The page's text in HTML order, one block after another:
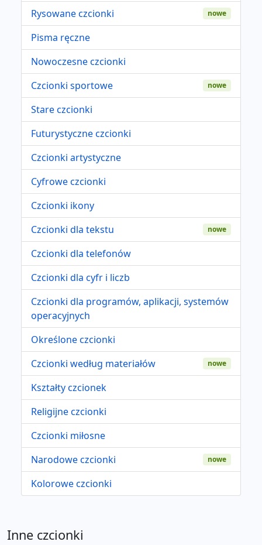
Rysowane czcionki
nowe
Pisma ręczne
Nowoczesne czcionki
Czcionki sportowe
nowe
Stare czcionki
Futurystyczne czcionki
Czcionki artystyczne
Cyfrowe czcionki
Czcionki ikony
Czcionki dla tekstu
nowe
Czcionki dla telefonów
Czcionki dla cyfr i liczb
Czcionki dla programów, aplikacji, systemów
operacyjnych
Określone czcionki
Czcionki według materiałów
nowe
Kształty czcionek
Religijne czcionki
Czcionki miłosne
Narodowe czcionki
nowe
Kolorowe czcionki
Inne czcionki